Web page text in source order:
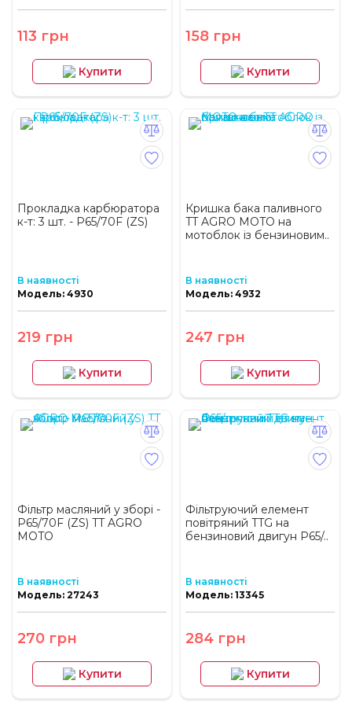
113 грн
Купити
158 грн
Купити
Прокладка карбюратора
к-т: 3 шт. - P65/70F (ZS)
В наявності
Модель: 4930
219 грн
Купити
Кришка бака паливного
TT AGRO MOTO на
мотоблок із бензиновим..
В наявності
Модель: 4932
247 грн
Купити
Фільтр масляний у зборі -
P65/70F (ZS) TT AGRO
MOTO
В наявності
Модель: 27243
270 грн
Купити
Фільтруючий елемент
повітряний TTG на
бензиновий двигун P65/..
В наявності
Модель: 13345
284 грн
Купити